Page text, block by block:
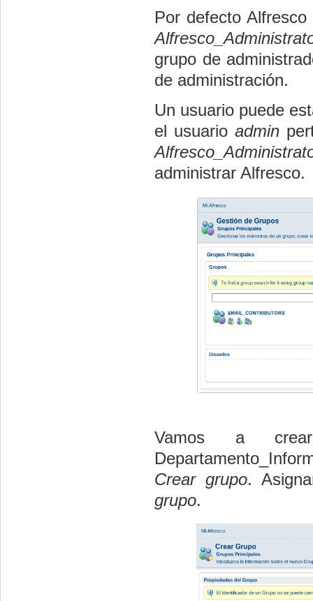
Por defecto
grupo de
de administración.
Un usuario puede
el usuario admin
administrar Alfresco.
Vamos a
Crear grupo.
grupo.